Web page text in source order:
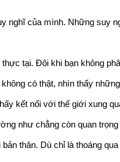
nghĩ của mình. Những suy
thực tại. Đôi khi bạn không
có thật, nhìn thấy
kết nối với thế giới xung
như chẳng còn quan trọng
thân. Dù chỉ là thoáng